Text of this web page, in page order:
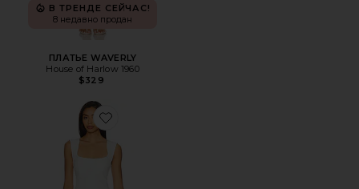
В ТРЕНДЕ СЕЙЧАС!
8 недавно продан
ПЛАТЬЕ WAVERLY
House of Harlow 1960
$329
Favorite ПЛАТЬЕ AUSTEN